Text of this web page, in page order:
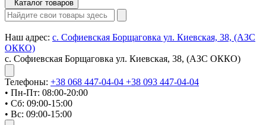
Каталог товаров
Наш адрес: с. Софиевская Борщаговка ул. Киевская, 38, (АЗС
ОККО)
с. Софиевская Борщаговка ул. Киевская, 38, (АЗС ОККО)
Телефоны: +38 068 447-04-04 +38 093 447-04-04
• Пн-Пт: 08:00-20:00
• Сб: 09:00-15:00
• Вс: 09:00-15:00